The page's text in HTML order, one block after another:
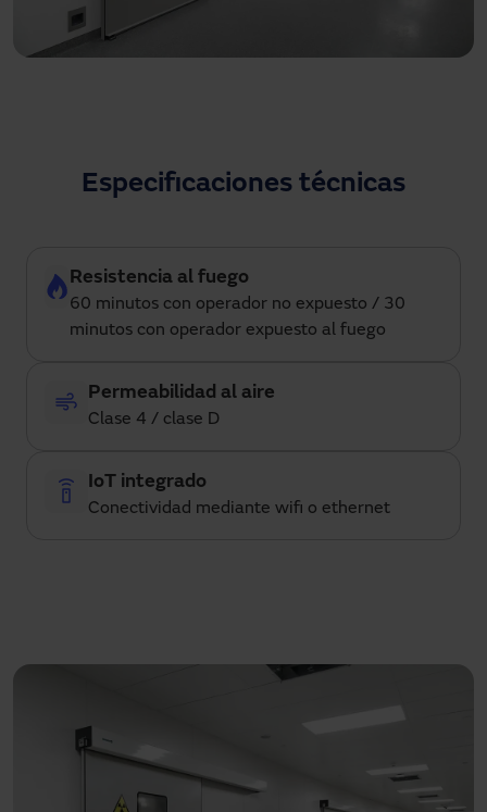
Acabado en HPL con la posibilidad de elegir hasta 10
acabados.
Especificaciones técnicas
Resistencia al fuego
60 minutos con operador no expuesto / 30
minutos con operador expuesto al fuego
Permeabilidad al aire
Clase 4 / clase D
IoT integrado
Conectividad mediante wifi o ethernet